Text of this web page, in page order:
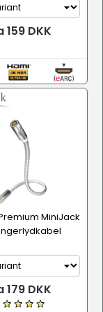
159 DKK
MiniJack
179 DKK